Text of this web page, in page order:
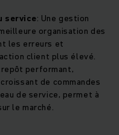
service: Une gestion
organisation des
les erreurs et
client plus élevé.
performant,
de commandes
de service, permet à
le marché.